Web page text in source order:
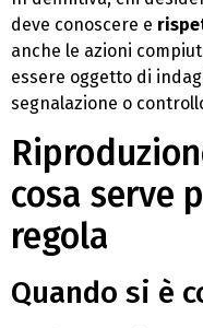
deve conoscere e
anche le azioni
essere oggetto di
segnalazione o
cosa serve
regola
Quando si è